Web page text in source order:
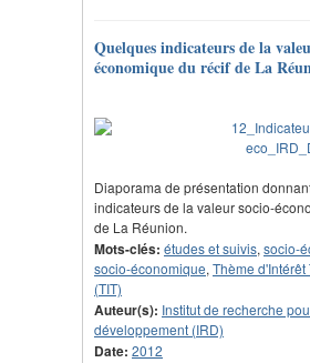
Quelques indicateurs de la
économique du récif de La
Diaporama de présentation
indicateurs de la valeur socio-
de La Réunion.
Mots-clés: études et suivis, socio-
socio-économique, Thème d'Intérêt
(TIT)
Auteur(s): Institut de recherche
développement (IRD)
Date: 2012